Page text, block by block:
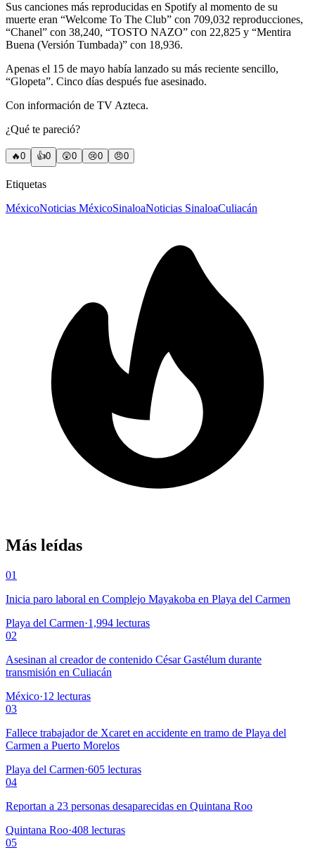
Sus canciones más reproducidas en Spotify al momento de su
muerte eran “Welcome To The Club” con 709,032 reproducciones,
“Chanel” con 38,240, “TOSTO NAZO” con 22,825 y “Mentira
Buena (Versión Tumbada)” con 18,936.
Apenas el 15 de mayo había lanzado su más reciente sencillo,
“Glopeta”. Cinco días después fue asesinado.
Con información de TV Azteca.
¿Qué te pareció?
🔥0 👍0 😲0 😢0 😠0
Etiquetas
MéxicoNoticias MéxicoSinaloaNoticias SinaloaCuliacán
Más leídas
01
Inicia paro laboral en Complejo Mayakoba en Playa del Carmen
Playa del Carmen·1,994 lecturas
02
Asesinan al creador de contenido César Gastélum durante
transmisión en Culiacán
México·12 lecturas
03
Fallece trabajador de Xcaret en accidente en tramo de Playa del
Carmen a Puerto Morelos
Playa del Carmen·605 lecturas
04
Reportan a 23 personas desaparecidas en Quintana Roo
Quintana Roo·408 lecturas
05